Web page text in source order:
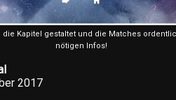
Kapitel gestaltet und die Matches
nötigen Infos!
2017